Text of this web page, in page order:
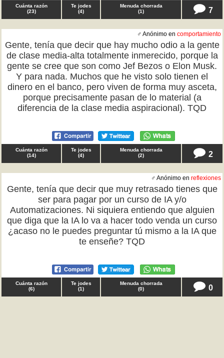
Cuánta razón
(23)
Te jodes
(4)
Menuda chorrada
(1) 7
♂ Anónimo en comportamiento
Gente, tenía que decir que hay mucho odio a la gente
de clase media-alta totalmente inmerecido, porque la
gente se cree que son como Jef Bezos o Elon Musk.
Y para nada. Muchos que he visto solo tienen el
dinero en el banco, pero viven de forma muy asceta,
porque precisamente pasan de lo material (a
diferencia de la clase media aspiracional). TQD
Cuánta razón
(14)
Te jodes
(4)
Menuda chorrada
(2) 2
♂ Anónimo en reflexiones
Gente, tenía que decir que muy retrasado tienes que
ser para pagar por un curso de IA y/o
Automatizaciones. Ni siquiera entiendo que alguien
que diga que la IA lo va a hacer todo venda un curso
¿acaso no le puedes preguntar tú mismo a la IA que
te enseñe? TQD
Cuánta razón
(6)
Te jodes
(1)
Menuda chorrada
(0) 0